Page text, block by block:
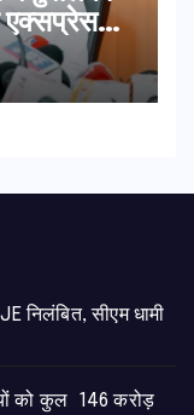
निलंबित, सीएम धामी
को कुल 146 करोड़